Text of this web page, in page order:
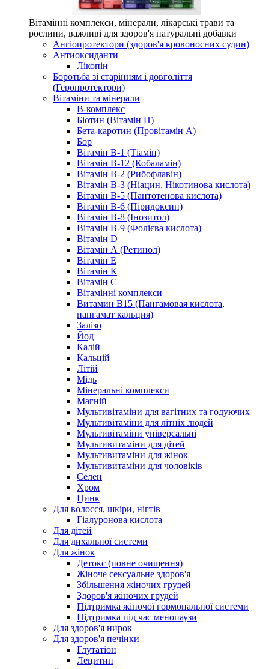
Вітамінні комплекси, мінерали, лікарські трави та
рослини, важливі для здоров'я натуральні добавки
Ангіопротектори (здоров'я кровоносних судин)
Антиоксиданти
Лікопін
Боротьба зі старінням і довголіття
(Геропротектори)
Вітаміни та мінерали
B-комплекс
Біотин (Вітамін H)
Бета-каротин (Провітамін А)
Бор
Вітамін B-1 (Тіамін)
Вітамін B-12 (Кобаламін)
Вітамін B-2 (Рибофлавін)
Вітамін B-3 (Ніацин, Нікотинова кислота)
Вітамін B-5 (Пантотенова кислота)
Вітамін B-6 (Піридоксин)
Вітамін B-8 (Інозитол)
Вітамін B-9 (Фолієва кислота)
Вітамін D
Вітамін А (Ретинол)
Вітамін Е
Вітамін К
Вітамін С
Вітамінні комплекси
Витамин B15 (Пангамовая кислота,
пангамат кальция)
Залізо
Йод
Калій
Кальцій
Літій
Мідь
Мінеральні комплекси
Магній
Мультивітаміни для вагітних та годуючих
Мультивітаміни для літніх людей
Мультивітаміни універсальні
Мультивитаміни для дітей
Мультивитаміни для жінок
Мультивитаміни для чоловіків
Селен
Хром
Цинк
Для волосся, шкіри, нігтів
Гіалуронова кислота
Для дітей
Для дихальної системи
Для жінок
Детокс (повне очищення)
Жіноче сексуальне здоров'я
Збільшення жіночих грудей
Здоров'я жіночих грудей
Підтримка жіночої гормональної системи
Підтримка під час менопаузи
Для здоров'я нирок
Для здоров'я печінки
Глутатіон
Лецитин